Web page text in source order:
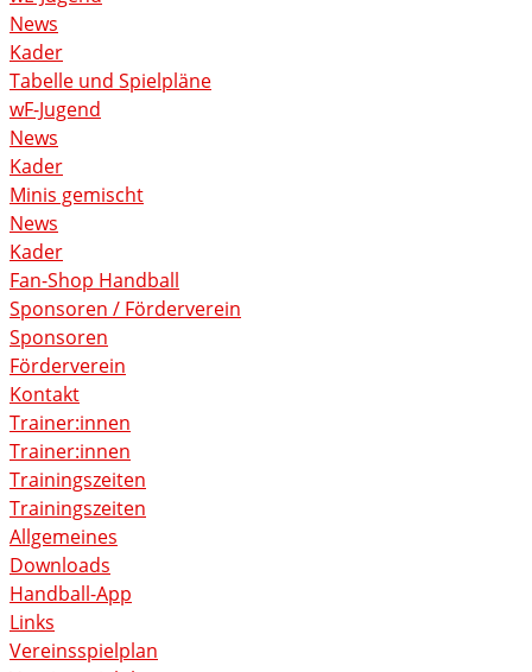
News
Kader
Tabelle und Spielpläne
wF-Jugend
News
Kader
Minis gemischt
News
Kader
Fan-Shop Handball
Sponsoren / Förderverein
Sponsoren
Förderverein
Kontakt
Trainer:innen
Trainer:innen
Trainingszeiten
Trainingszeiten
Allgemeines
Downloads
Handball-App
Links
Vereinsspielplan